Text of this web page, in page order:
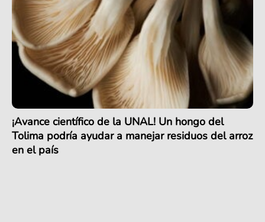
¡Avance científico de la UNAL! Un hongo del
Tolima podría ayudar a manejar residuos del arroz
en el país